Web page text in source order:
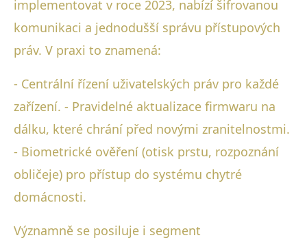
implementovat v roce 2023, nabízí šifrovanou
komunikaci a jednodušší správu přístupových
práv. V praxi to znamená:
- Centrální řízení uživatelských práv pro každé
zařízení. - Pravidelné aktualizace firmwaru na
dálku, které chrání před novými zranitelnostmi.
- Biometrické ověření (otisk prstu, rozpoznání
obličeje) pro přístup do systému chytré
domácnosti.
Významně se posiluje i segment